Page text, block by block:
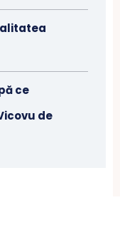
ce
de